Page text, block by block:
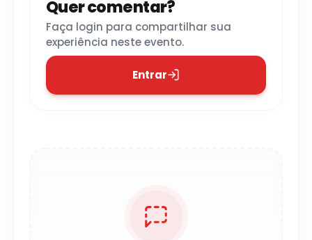
Quer comentar?
Faça login para compartilhar sua
experiência neste evento.
Entrar